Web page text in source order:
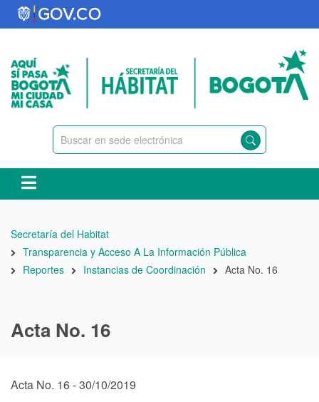
Pasar
al
principal
Ruta
de
navegación
Secretaría del Habitat
Transparencia y Acceso A La Información Pública
Reportes
Instancias de Coordinación Acta No. 16
Acta No. 16
Acta No. 16 - 30/10/2019